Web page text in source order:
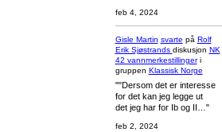
feb 4, 2024
Gisle Martin svarte på Rolf
Erik Sjøstrands diskusjon NK
42 vannmerkestillingeri
gruppen Klassisk Norge
""Dersom det er interesse
for det kan jeg legge ut
det jeg har for Ib og II…"
feb 2, 2024